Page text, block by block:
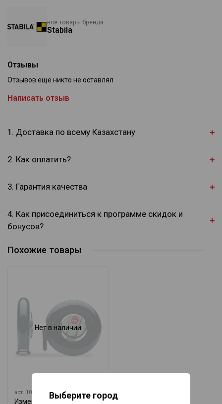
Выберите город
все товары бренда
Stabila
Отзывы
Отзывов еще никто не оставлял
Написать отзыв
1. Доставка по всему Казахстану
2. Как оплатить?
3. Гарантия качества
4. Как присоединиться к программе скидок и
бонусов?
Похожие товары
Нет в наличии
арт. 10642
Измерительная лента тип